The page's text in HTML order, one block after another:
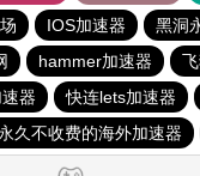
IOS加速器 黑洞
hammer加速器
器 快连lets加速器
永久不收费的海外加速器